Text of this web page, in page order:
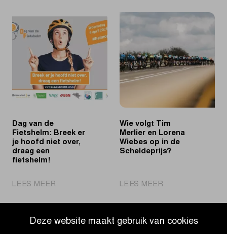
Deze website maakt gebruik van cookies
voorbij
Philipsen
naar
tweede
zege
in
Schoten
tot
2031
aankomst
in
Dag van de
Fietshelm: Breek er
je hoofd niet over,
draag een
fietshelm!
LEES MEER
van
Wie volgt Tim
Merlier en Lorena
Wiebes op in de
Scheldeprijs?
LEES MEER
volgt